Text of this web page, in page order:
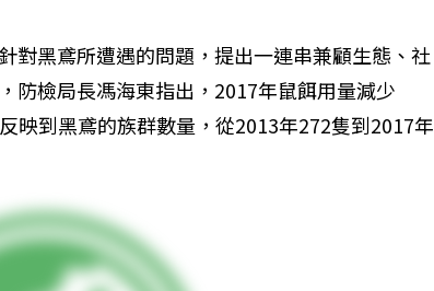
對黑鳶所遭遇的問題，提出一連串兼顧生態、社
防檢局長馮海東指出，2017年鼠餌用量減少
映到黑鳶的族群數量，從2013年272隻到2017年